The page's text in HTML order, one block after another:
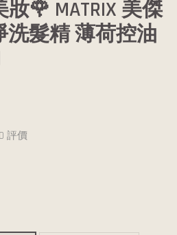
妝🌹 MATRIX 美傑
洗髮精 薄荷控油
0 評價